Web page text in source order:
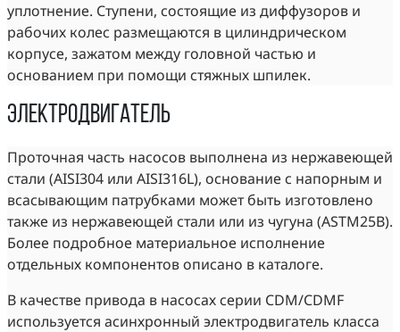
уплотнение. Ступени, состоящие из диффузоров и
рабочих колес размещаются в цилиндрическом
корпусе, зажатом между головной частью и
основанием при помощи стяжных шпилек.
Электродвигатель
Проточная часть насосов выполнена из нержавеющей
стали (AISI304 или AISI316L), основание с напорным и
всасывающим патрубками может быть изготовлено
также из нержавеющей стали или из чугуна (ASTM25B).
Более подробное материальное исполнение
отдельных компонентов описано в каталоге.
В качестве привода в насосах серии CDM/CDMF
используется асинхронный электродвигатель класса